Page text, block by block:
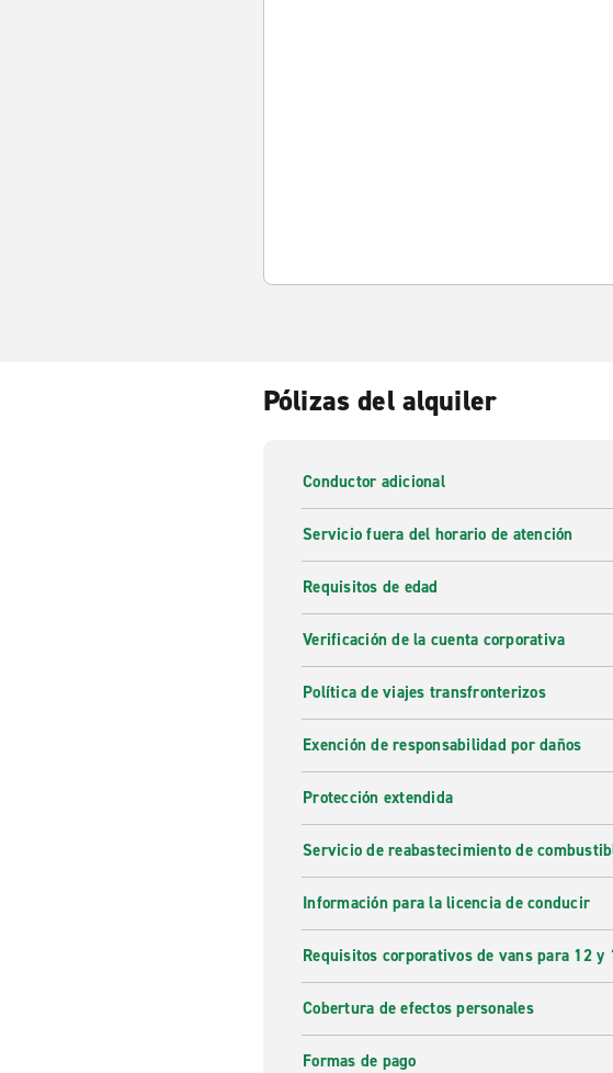
Pólizas del alquiler
Conductor adicional
Servicio fuera del horario de atención
Requisitos de edad
Verificación de la cuenta corporativa
Política de viajes transfronterizos
Exención de responsabilidad por daños
Protección extendida
Servicio de reabastecimiento de
Información para la licencia de conducir
Requisitos corporativos de vans para 12 y
Cobertura de efectos personales
Formas de pago